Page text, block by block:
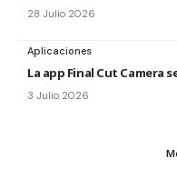
28 Julio 2026
Aplicaciones
La app Final Cut Camera
3 Julio 2026